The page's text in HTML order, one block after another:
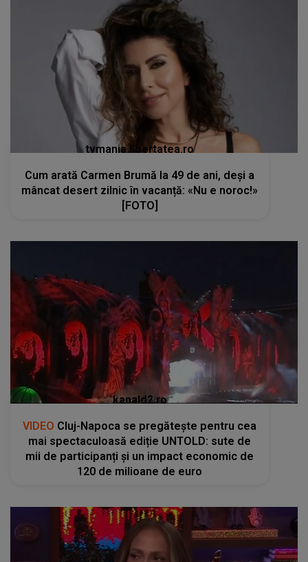
tvmania.libertatea.ro
Cum arată Carmen Brumă la 49 de ani, deși a
mâncat desert zilnic în vacanță: «Nu e noroc!»
[FOTO]
kanald2.ro
VIDEO Cluj-Napoca se pregătește pentru cea
mai spectaculoasă ediție UNTOLD: sute de
mii de participanți și un impact economic de
120 de milioane de euro